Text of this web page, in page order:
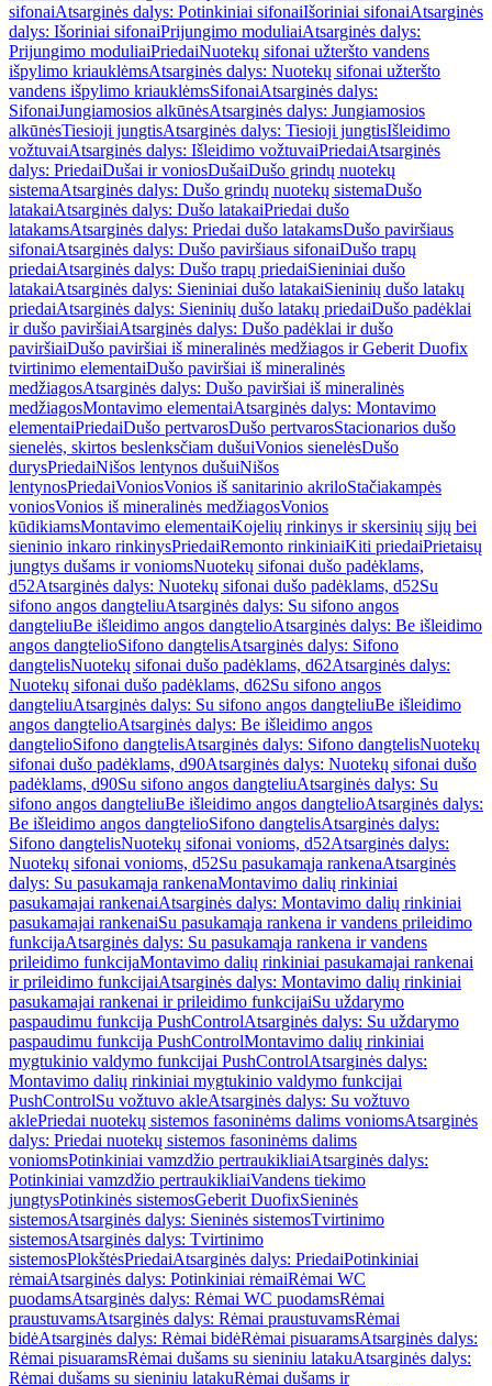
sifonaiAtsarginės dalys: Potinkiniai sifonaiIšoriniai sifonaiAtsarginės
dalys: Išoriniai sifonaiPrijungimo moduliaiAtsarginės dalys:
Prijungimo moduliaiPriedaiNuotekų sifonai užteršto vandens
išpylimo kriauklėmsAtsarginės dalys: Nuotekų sifonai užteršto
vandens išpylimo kriauklėmsSifonaiAtsarginės dalys:
SifonaiJungiamosios alkūnėsAtsarginės dalys: Jungiamosios
alkūnėsTiesioji jungtisAtsarginės dalys: Tiesioji jungtisIšleidimo
vožtuvaiAtsarginės dalys: Išleidimo vožtuvaiPriedaiAtsarginės
dalys: PriedaiDušai ir voniosDušaiDušo grindų nuotekų
sistemaAtsarginės dalys: Dušo grindų nuotekų sistemaDušo
latakaiAtsarginės dalys: Dušo latakaiPriedai dušo
latakamsAtsarginės dalys: Priedai dušo latakamsDušo paviršiaus
sifonaiAtsarginės dalys: Dušo paviršiaus sifonaiDušo trapų
priedaiAtsarginės dalys: Dušo trapų priedaiSieniniai dušo
latakaiAtsarginės dalys: Sieniniai dušo latakaiSieninių dušo latakų
priedaiAtsarginės dalys: Sieninių dušo latakų priedaiDušo padėklai
ir dušo paviršiaiAtsarginės dalys: Dušo padėklai ir dušo
paviršiaiDušo paviršiai iš mineralinės medžiagos ir Geberit Duofix
tvirtinimo elementaiDušo paviršiai iš mineralinės
medžiagosAtsarginės dalys: Dušo paviršiai iš mineralinės
medžiagosMontavimo elementaiAtsarginės dalys: Montavimo
elementaiPriedaiDušo pertvarosDušo pertvarosStacionarios dušo
sienelės, skirtos beslenksčiam dušuiVonios sienelėsDušo
durysPriedaiNišos lentynos dušuiNišos
lentynosPriedaiVoniosVonios iš sanitarinio akriloStačiakampės
voniosVonios iš mineralinės medžiagosVonios
kūdikiamsMontavimo elementaiKojelių rinkinys ir skersinių sijų bei
sieninio inkaro rinkinysPriedaiRemonto rinkiniaiKiti priedaiPrietaisų
jungtys dušams ir voniomsNuotekų sifonai dušo padėklams,
d52Atsarginės dalys: Nuotekų sifonai dušo padėklams, d52Su
sifono angos dangteliuAtsarginės dalys: Su sifono angos
dangteliuBe išleidimo angos dangtelioAtsarginės dalys: Be išleidimo
angos dangtelioSifono dangtelisAtsarginės dalys: Sifono
dangtelisNuotekų sifonai dušo padėklams, d62Atsarginės dalys:
Nuotekų sifonai dušo padėklams, d62Su sifono angos
dangteliuAtsarginės dalys: Su sifono angos dangteliuBe išleidimo
angos dangtelioAtsarginės dalys: Be išleidimo angos
dangtelioSifono dangtelisAtsarginės dalys: Sifono dangtelisNuotekų
sifonai dušo padėklams, d90Atsarginės dalys: Nuotekų sifonai dušo
padėklams, d90Su sifono angos dangteliuAtsarginės dalys: Su
sifono angos dangteliuBe išleidimo angos dangtelioAtsarginės dalys:
Be išleidimo angos dangtelioSifono dangtelisAtsarginės dalys:
Sifono dangtelisNuotekų sifonai vonioms, d52Atsarginės dalys:
Nuotekų sifonai vonioms, d52Su pasukamąja rankenaAtsarginės
dalys: Su pasukamąja rankenaMontavimo dalių rinkiniai
pasukamajai rankenaiAtsarginės dalys: Montavimo dalių rinkiniai
pasukamajai rankenaiSu pasukamąja rankena ir vandens prileidimo
funkcijaAtsarginės dalys: Su pasukamąja rankena ir vandens
prileidimo funkcijaMontavimo dalių rinkiniai pasukamajai rankenai
ir prileidimo funkcijaiAtsarginės dalys: Montavimo dalių rinkiniai
pasukamajai rankenai ir prileidimo funkcijaiSu uždarymo
paspaudimu funkcija PushControlAtsarginės dalys: Su uždarymo
paspaudimu funkcija PushControlMontavimo dalių rinkiniai
mygtukinio valdymo funkcijai PushControlAtsarginės dalys:
Montavimo dalių rinkiniai mygtukinio valdymo funkcijai
PushControlSu vožtuvo akleAtsarginės dalys: Su vožtuvo
aklePriedai nuotekų sistemos fasoninėms dalims voniomsAtsarginės
dalys: Priedai nuotekų sistemos fasoninėms dalims
voniomsPotinkiniai vamzdžio pertraukikliaiAtsarginės dalys:
Potinkiniai vamzdžio pertraukikliaiVandens tiekimo
jungtysPotinkinės sistemosGeberit DuofixSieninės
sistemosAtsarginės dalys: Sieninės sistemosTvirtinimo
sistemosAtsarginės dalys: Tvirtinimo
sistemosPlokštėsPriedaiAtsarginės dalys: PriedaiPotinkiniai
rėmaiAtsarginės dalys: Potinkiniai rėmaiRėmai WC
puodamsAtsarginės dalys: Rėmai WC puodamsRėmai
praustuvamsAtsarginės dalys: Rėmai praustuvamsRėmai
bidėAtsarginės dalys: Rėmai bidėRėmai pisuaramsAtsarginės dalys:
Rėmai pisuaramsRėmai dušams su sieniniu latakuAtsarginės dalys:
Rėmai dušams su sieniniu latakuRėmai dušams ir